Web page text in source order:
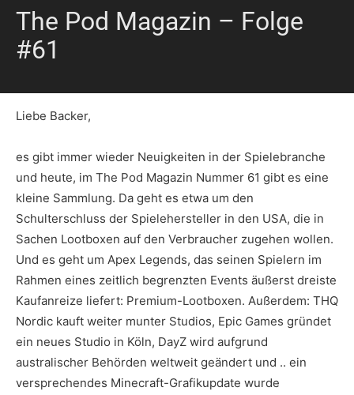
The Pod Magazin – Folge
#61
Liebe Backer,
es gibt immer wieder Neuigkeiten in der Spielebranche
und heute, im The Pod Magazin Nummer 61 gibt es eine
kleine Sammlung. Da geht es etwa um den
Schulterschluss der Spielehersteller in den USA, die in
Sachen Lootboxen auf den Verbraucher zugehen wollen.
Und es geht um Apex Legends, das seinen Spielern im
Rahmen eines zeitlich begrenzten Events äußerst dreiste
Kaufanreize liefert: Premium-Lootboxen. Außerdem: THQ
Nordic kauft weiter munter Studios, Epic Games gründet
ein neues Studio in Köln, DayZ wird aufgrund
australischer Behörden weltweit geändert und .. ein
versprechendes Minecraft-Grafikupdate wurde